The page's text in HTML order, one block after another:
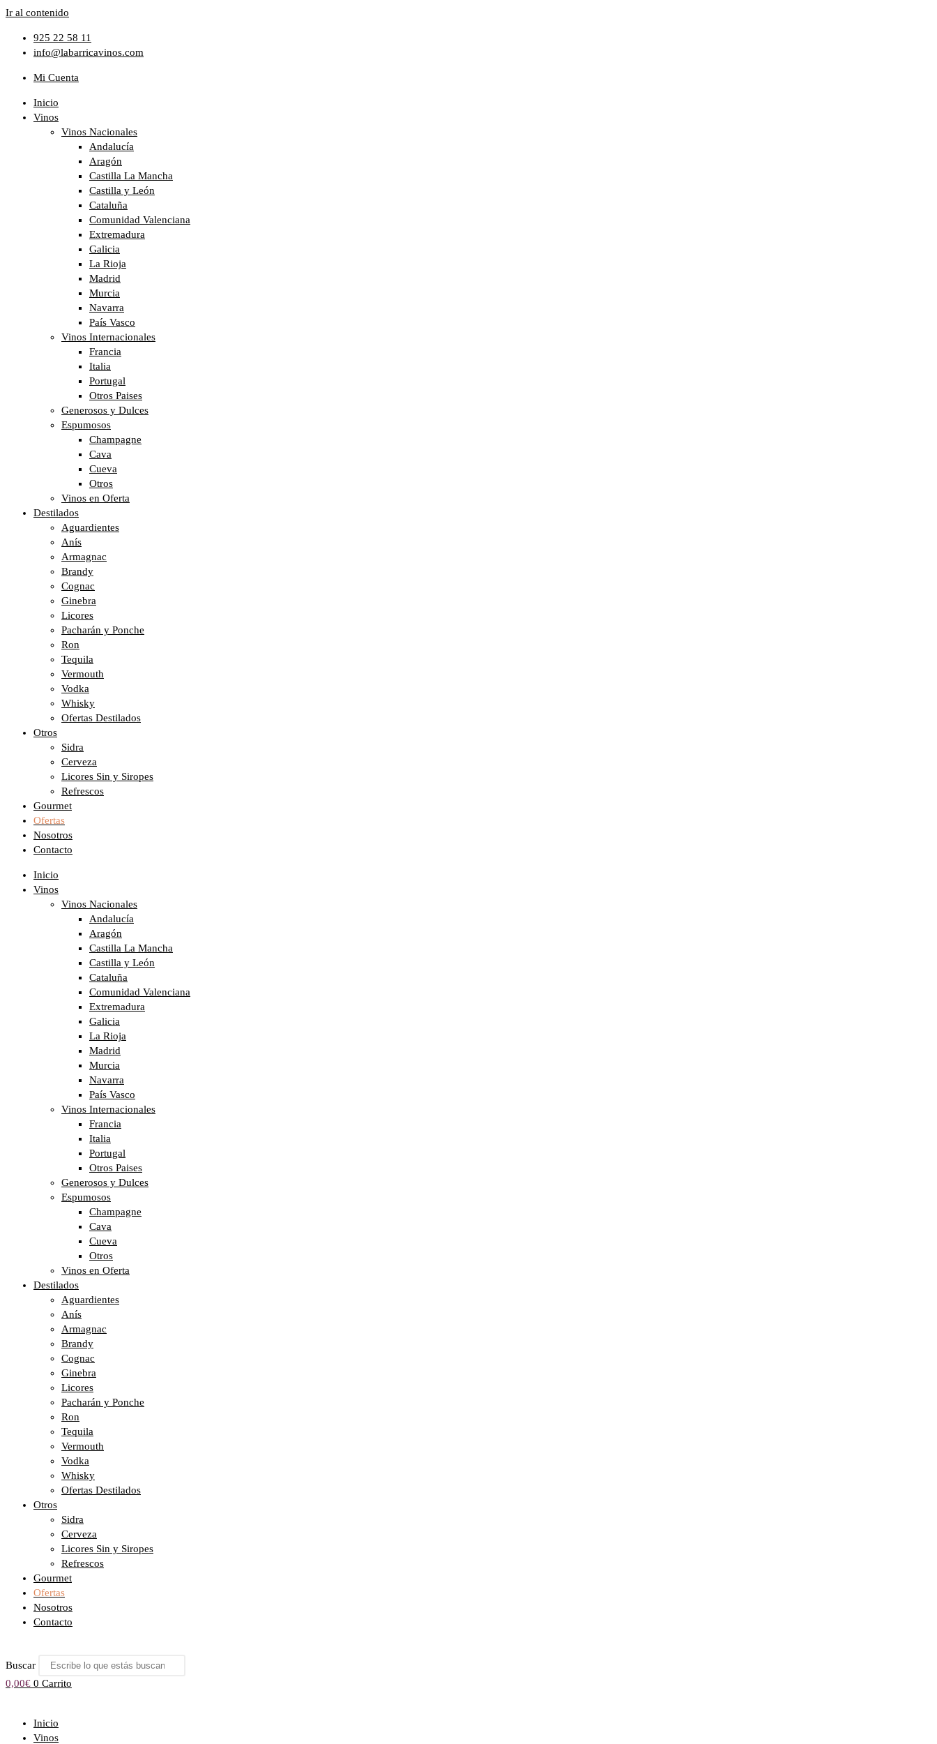
Ir al contenido
925 22 58 11
info@labarricavinos.com
Mi Cuenta
Inicio
Vinos
Vinos Nacionales
Andalucía
Aragón
Castilla La Mancha
Castilla y León
Cataluña
Comunidad Valenciana
Extremadura
Galicia
La Rioja
Madrid
Murcia
Navarra
País Vasco
Vinos Internacionales
Francia
Italia
Portugal
Otros Paises
Generosos y Dulces
Espumosos
Champagne
Cava
Cueva
Otros
Vinos en Oferta
Destilados
Aguardientes
Anís
Armagnac
Brandy
Cognac
Ginebra
Licores
Pacharán y Ponche
Ron
Tequila
Vermouth
Vodka
Whisky
Ofertas Destilados
Otros
Sidra
Cerveza
Licores Sin y Siropes
Refrescos
Gourmet
Ofertas
Nosotros
Contacto
Inicio
Vinos
Vinos Nacionales
Andalucía
Aragón
Castilla La Mancha
Castilla y León
Cataluña
Comunidad Valenciana
Extremadura
Galicia
La Rioja
Madrid
Murcia
Navarra
País Vasco
Vinos Internacionales
Francia
Italia
Portugal
Otros Paises
Generosos y Dulces
Espumosos
Champagne
Cava
Cueva
Otros
Vinos en Oferta
Destilados
Aguardientes
Anís
Armagnac
Brandy
Cognac
Ginebra
Licores
Pacharán y Ponche
Ron
Tequila
Vermouth
Vodka
Whisky
Ofertas Destilados
Otros
Sidra
Cerveza
Licores Sin y Siropes
Refrescos
Gourmet
Ofertas
Nosotros
Contacto
Buscar
0,00€ 0 Carrito
Inicio
Vinos